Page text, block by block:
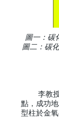
圖一：碳
圖二：碳
李教授
點，成功
型柱於金